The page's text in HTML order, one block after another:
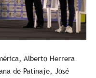
Alberto Herrera
de Patinaje, José